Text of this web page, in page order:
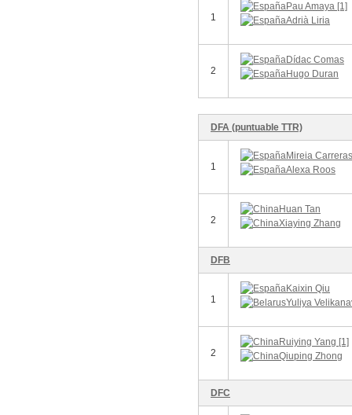
1
Pau Amaya [1]
Adrià Liria
2
Dídac Comas
Hugo Duran
DFA (puntuable TTR)
1
Mireia
Alexa Roos
2
Huan Tan
Xiaying Zhang
DFB
1
Kaixin Qiu
Yuliya
2
Ruiying Yang [1]
Qiuping Zhong
DFC